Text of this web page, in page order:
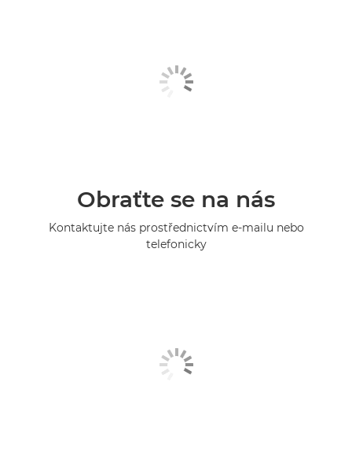
Obraťte se na nás
Kontaktujte nás prostřednictvím e-mailu nebo
telefonicky